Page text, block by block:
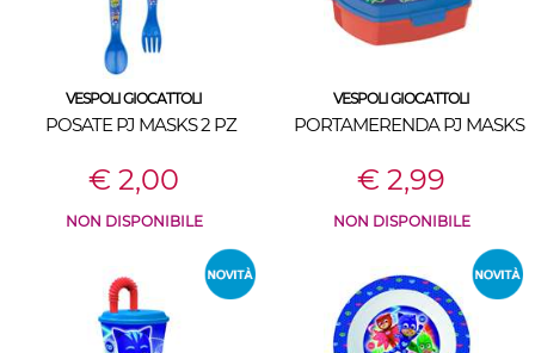
VESPOLI GIOCATTOLI
POSATE PJ MASKS 2 PZ
€ 2,00
NON DISPONIBILE
VESPOLI GIOCATTOLI
PORTAMERENDA PJ MASKS
€ 2,99
NON DISPONIBILE